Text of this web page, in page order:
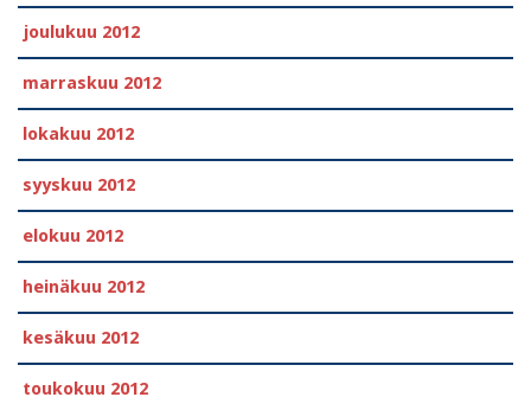
joulukuu 2012
marraskuu 2012
lokakuu 2012
syyskuu 2012
elokuu 2012
heinäkuu 2012
kesäkuu 2012
toukokuu 2012